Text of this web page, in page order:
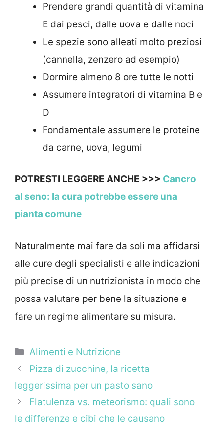
Prendere grandi quantità di vitamina
E dai pesci, dalle uova e dalle noci
Le spezie sono alleati molto preziosi
(cannella, zenzero ad esempio)
Dormire almeno 8 ore tutte le notti
Assumere integratori di vitamina B e
D
Fondamentale assumere le proteine
da carne, uova, legumi
POTRESTI LEGGERE ANCHE >>> Cancro
al seno: la cura potrebbe essere una
pianta comune
Naturalmente mai fare da soli ma affidarsi
alle cure degli specialisti e alle indicazioni
più precise di un nutrizionista in modo che
possa valutare per bene la situazione e
fare un regime alimentare su misura.
Categorie
Alimenti e Nutrizione
Pizza di zucchine, la ricetta
leggerissima per un pasto sano
Flatulenza vs. meteorismo: quali sono
le differenze e cibi che le causano